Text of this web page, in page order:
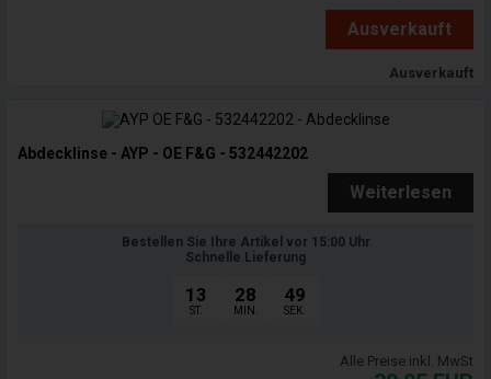
Ausverkauft
Ausverkauft
Abdecklinse - AYP - OE F&G - 532442202
Weiterlesen
Bestellen Sie Ihre Artikel vor 15:00 Uhr
Schnelle Lieferung
13
ST.
28
MIN.
47
SEK.
Alle Preise inkl. MwSt